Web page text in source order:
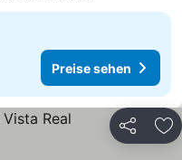
Preise sehen
Teilen